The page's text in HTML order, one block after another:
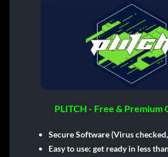
PLITCH - Free & Premium
Secure Software (Virus
Easy to use: get ready in less